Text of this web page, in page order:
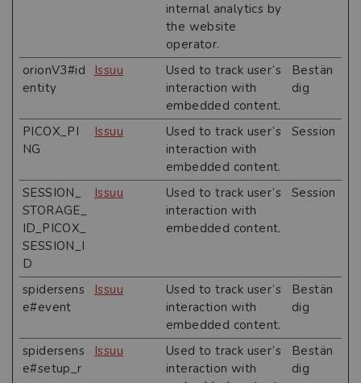
internal analytics by
the website
operator.
orionV3#id
entity
Issuu
Used to track user’s
interaction with
embedded content.
Bestän
dig
PICOX_PI
NG
Issuu
Used to track user’s
interaction with
embedded content.
Session
SESSION_
STORAGE_
ID_PICOX_
SESSION_I
D
Issuu
Used to track user’s
interaction with
embedded content.
Session
spidersens
e#event
Issuu
Used to track user’s
interaction with
embedded content.
Bestän
dig
spidersens
e#setup_r
Issuu
Used to track user’s
interaction with
Bestän
dig